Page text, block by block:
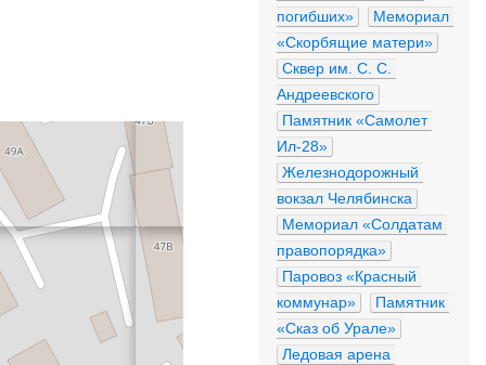
погибших»
Мемориал
«Скорбящие матери»
Сквер им. С. С.
Андреевского
Памятник «Самолет
Ил-28»
Железнодорожный
вокзал Челябинска
Мемориал «Солдатам
правопорядка»
Паровоз «Красный
коммунар»
Памятник
«Сказ об Урале»
Ледовая арена